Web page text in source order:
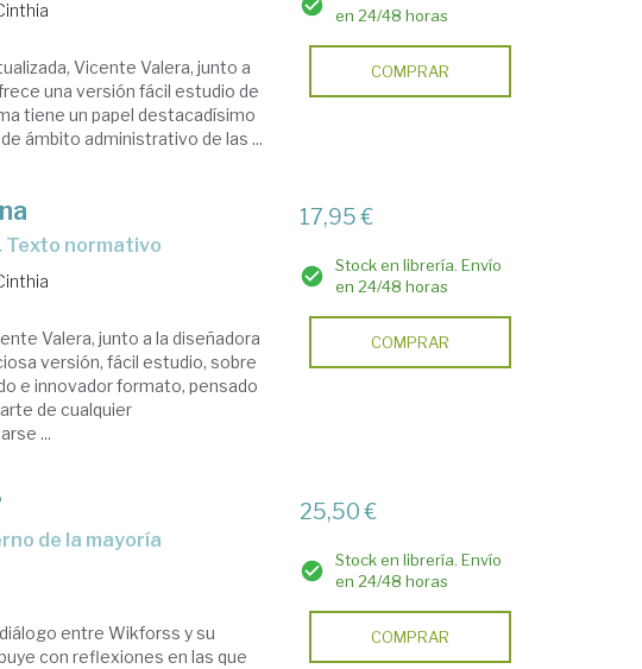
Vicente Valera, junto a
una versión fácil estudio de
tiene un papel destacadísimo
ámbito administrativo de las ...
en 24/48 horas
COMPRAR
Texto normativo
Valera, junto a la diseñadora
versión, fácil estudio, sobre
e innovador formato, pensado
de cualquier
...
17,95 €
Stock en librería. Envío
en 24/48 horas
COMPRAR
de la mayoría
entre Wikforss y su
con reflexiones en las que
25,50 €
Stock en librería. Envío
en 24/48 horas
COMPRAR